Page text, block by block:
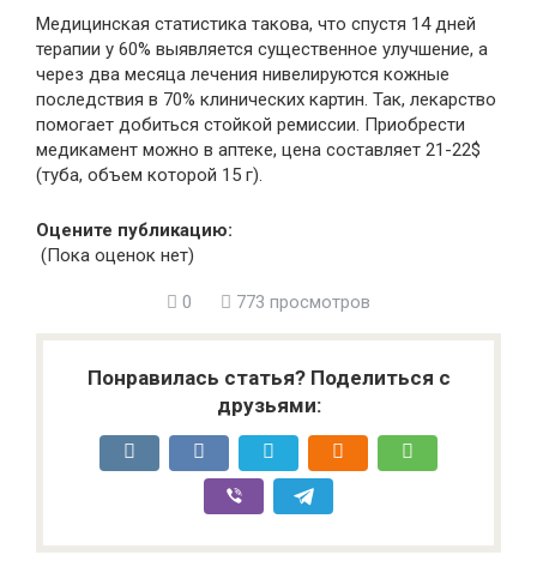
Медицинская статистика такова, что спустя 14 дней
терапии у 60% выявляется существенное улучшение, а
через два месяца лечения нивелируются кожные
последствия в 70% клинических картин. Так, лекарство
помогает добиться стойкой ремиссии. Приобрести
медикамент можно в аптеке, цена составляет 21-22$
(туба, объем которой 15 г).
Оцените публикацию:
(Пока оценок нет)
0 773 просмотров
Понравилась статья? Поделиться с
друзьями: